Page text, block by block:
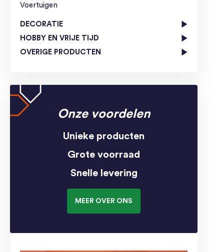
Voertuigen
DECORATIE
HOBBY EN VRIJE TIJD
OVERIGE PRODUCTEN
Onze voordelen
Unieke producten
Grote voorraad
Snelle levering
MEER OVER ONS